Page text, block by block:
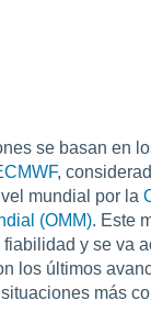
se basan en
,
mundial por la
(OMM). Este
y se va
los últimos
más